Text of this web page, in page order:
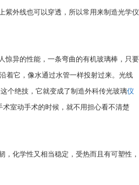
紫外线也可以穿透，所以常用来制造光学仪
惊异的性能，一条弯曲的有机玻璃棒，只要
着它，像水通过水管一样投射过来。光线
个绝技，它就变成了制造外科传光玻璃仪
术室动手术的时候，就不用担心看不清楚
，化学性又相当稳定，受热而且有可塑性，